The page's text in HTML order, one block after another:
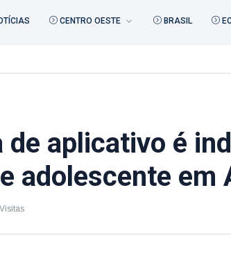
CENTRO OESTE BRASIL
aplicativo é
adolescente em